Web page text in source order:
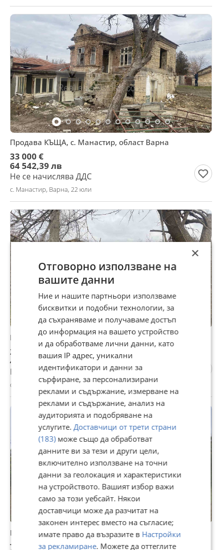
Продава КЪЩА, с. Манастир, област Варна
33 000 €
64 542,39 лв
Не се начислява ДДС
с. Манастир, Варна, 22 юли
Продава КЪЩА, с. Манастир, област Варна
23 000 €
44 984,09 лв
Не се начислява ДДС
с. Манастир, Варна, 22 юли
Продава ПАРЦЕЛ, с. Манастир, област Варна
7 000 €
×
Отговорно използване на
вашите данни
Ние и нашите партньори използваме
бисквитки и подобни технологии, за
да съхраняваме и получаваме достъп
до информация на вашето устройство
и да обработваме лични данни, като
вашия IP адрес, уникални
идентификатори и данни за
сърфиране, за персонализирани
реклами и съдържание, измерване на
реклами и съдържание, анализ на
аудиторията и подобряване на
услугите.Доставчици от трети страни
(183)може също да обработват
данните ви за тези и други цели,
включително използване на точни
данни за геолокация и характеристики
на устройството. Вашият избор важи
само за този уебсайт. Някои
доставчици може да разчитат на
законен интерес вместо на съгласие;
имате право да възразите в Настройки
за рекламиране. Можете да оттеглите